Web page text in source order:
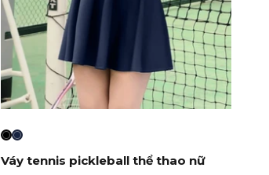
Váy tennis pickleball thể thao nữ